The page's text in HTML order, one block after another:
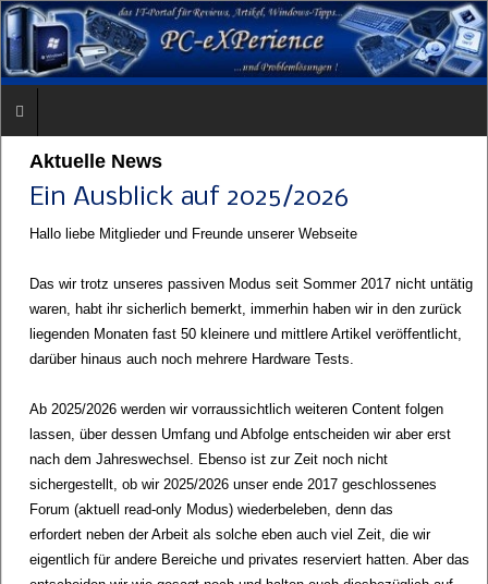
Aktuelle News
Ein Ausblick auf 2025/2026
Hallo liebe Mitglieder und Freunde unserer Webseite
Das wir trotz unseres passiven Modus seit Sommer 2017 nicht untätig
waren, habt ihr sicherlich bemerkt, immerhin haben wir in den zurück
liegenden Monaten fast 50 kleinere und mittlere Artikel veröffentlicht,
darüber hinaus auch noch mehrere Hardware Tests.
Ab 2025/2026 werden wir vorraussichtlich weiteren Content folgen
lassen, über dessen Umfang und Abfolge entscheiden wir aber erst
nach dem Jahreswechsel. Ebenso ist zur Zeit noch nicht
sichergestellt, ob wir 2025/2026 unser ende 2017 geschlossenes
Forum (aktuell read-only Modus) wiederbeleben, denn das
erfordert neben der Arbeit als solche eben auch viel Zeit, die wir
eigentlich für andere Bereiche und privates reserviert hatten. Aber das